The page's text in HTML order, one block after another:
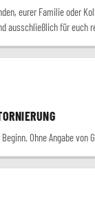
eurer Familie oder
ausschließlich für euch
Ohne Angabe von